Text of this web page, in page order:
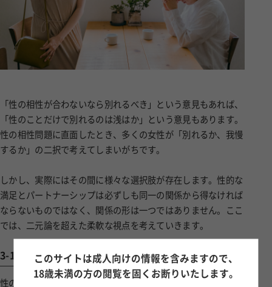
「性の相性が合わないなら別れるべき」という意見もあれば、
「性のことだけで別れるのは浅はか」という意見もあります。
性の相性問題に直面したとき、多くの女性が「別れるか、我慢
するか」の二択で考えてしまいがちです。
しかし、実際にはその間に様々な選択肢が存在します。性的な
満足とパートナーシップは必ずしも同一の関係から得なければ
ならないものではなく、関係の形は一つではありません。ここ
では、二元論を超えた柔軟な視点を考えていきます。
3-1 別れる・我慢する以外の選択肢はある
性の相性問題に直面したとき、「別れるか、我慢するか」とい
このサイトは成人向けの情報を含みますので、
18歳未満の方の閲覧を固くお断りいたします。